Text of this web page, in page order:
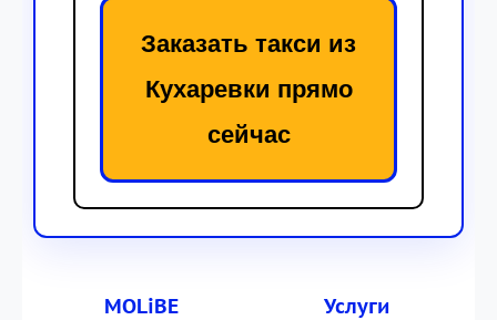
Заказать такси из
Кухаревки прямо
сейчас
MOLiBE Услуги